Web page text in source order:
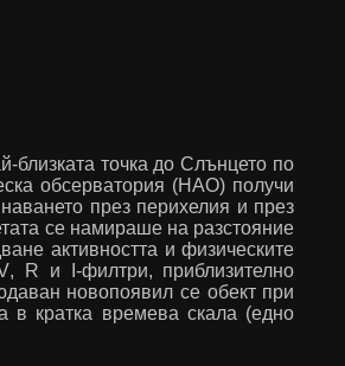
близката точка до Слънцето по
обсерватория (НАО) получи
през перихелия и през
се намираше на разстояние
активността и физическите
, R и
-филтри, приблизително
новопоявил се обект при
в кратка времева скала (едно